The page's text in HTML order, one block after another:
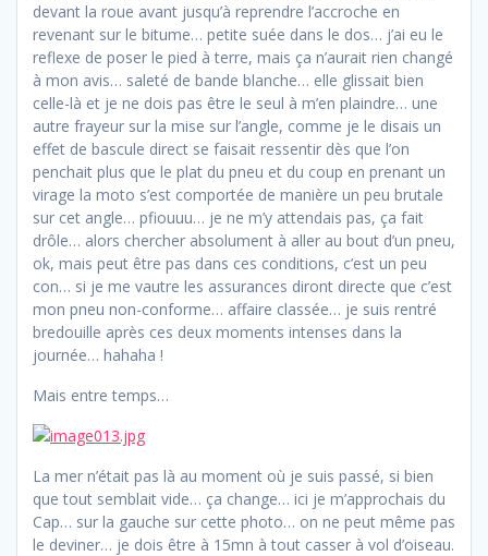
devant la roue avant jusqu’à reprendre l’accroche en
revenant sur le bitume… petite suée dans le dos… j’ai eu le
reflexe de poser le pied à terre, mais ça n’aurait rien changé
à mon avis… saleté de bande blanche… elle glissait bien
celle-là et je ne dois pas être le seul à m’en plaindre… une
autre frayeur sur la mise sur l’angle, comme je le disais un
effet de bascule direct se faisait ressentir dès que l’on
penchait plus que le plat du pneu et du coup en prenant un
virage la moto s’est comportée de manière un peu brutale
sur cet angle… pfiouuu… je ne m’y attendais pas, ça fait
drôle… alors chercher absolument à aller au bout d’un pneu,
ok, mais peut être pas dans ces conditions, c’est un peu
con… si je me vautre les assurances diront directe que c’est
mon pneu non-conforme… affaire classée… je suis rentré
bredouille après ces deux moments intenses dans la
journée… hahaha !
Mais entre temps…
La mer n’était pas là au moment où je suis passé, si bien
que tout semblait vide… ça change… ici je m’approchais du
Cap… sur la gauche sur cette photo… on ne peut même pas
le deviner… je dois être à 15mn à tout casser à vol d’oiseau.